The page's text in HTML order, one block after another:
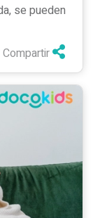
se pueden
Compartir